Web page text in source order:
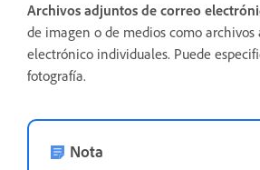
Archivos adjuntos de correo
de imagen o de medios como archivos
electrónico individuales. Puede
fotografía.
Nota